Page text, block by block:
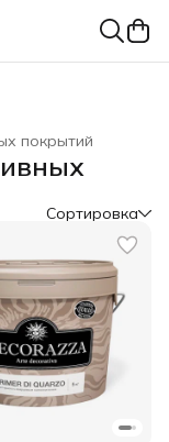
покрытий
Сортировка